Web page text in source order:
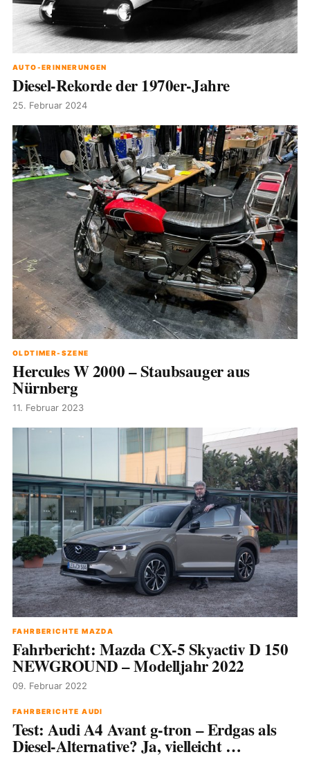
AUTO-ERINNERUNGEN
Diesel-Rekorde der 1970er-Jahre
25. Februar 2024
OLDTIMER-SZENE
Hercules W 2000 – Staubsauger aus
Nürnberg
11. Februar 2023
FAHRBERICHTE MAZDA
Fahrbericht: Mazda CX-5 Skyactiv D 150
NEWGROUND – Modelljahr 2022
09. Februar 2022
FAHRBERICHTE AUDI
Test: Audi A4 Avant g-tron – Erdgas als
Diesel-Alternative? Ja, vielleicht …